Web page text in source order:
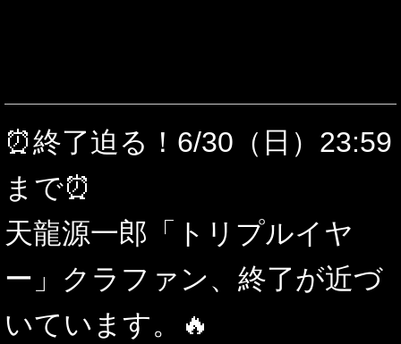
⏰終了迫る！6/30（日）23:59
まで⏰
天龍源一郎「トリプルイヤ
ー」クラファン、終了が近づ
いています。🔥